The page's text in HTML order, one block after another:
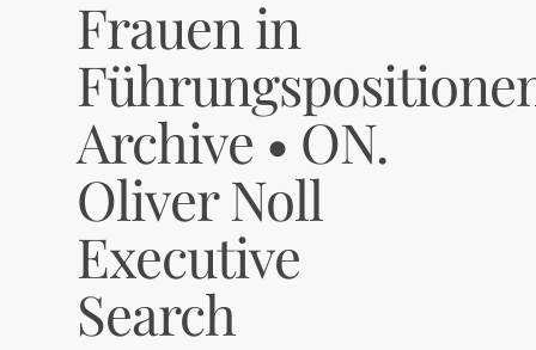
Frauen in
Archive • ON.
Oliver Noll
Executive
Search